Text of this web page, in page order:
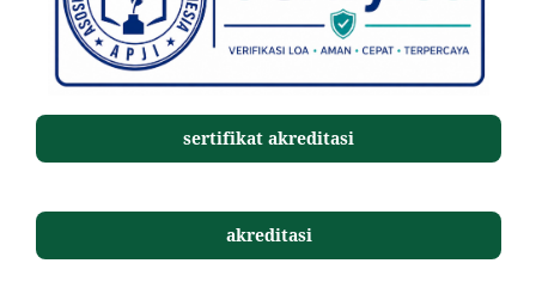
sertifikat akreditasi
akreditasi